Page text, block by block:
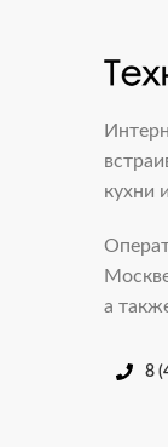
кухни
а
8